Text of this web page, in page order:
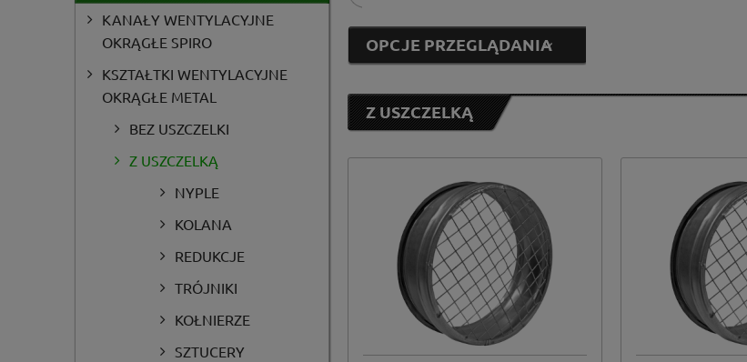
KANAŁY WENTYLACYJNE
OKRĄGŁE SPIRO
KSZTAŁTKI WENTYLACYJNE
OKRĄGŁE METAL
BEZ USZCZELKI
Z USZCZELKĄ
NYPLE
KOLANA
REDUKCJE
TRÓJNIKI
KOŁNIERZE
SZTUCERY
OPCJE PRZEGLĄDANIA
Lindab (175)
Z USZCZELKĄ